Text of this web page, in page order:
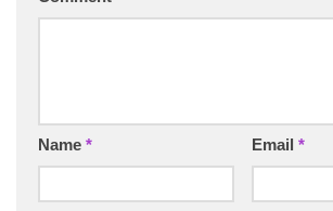
Name * Email *